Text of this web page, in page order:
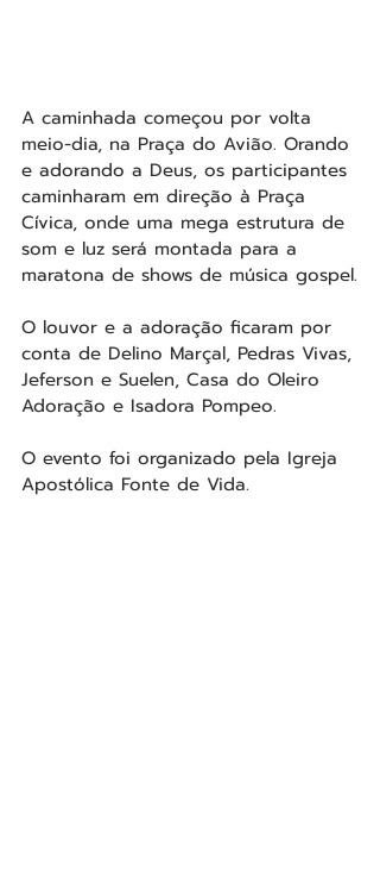
A caminhada começou por volta
meio-dia, na Praça do Avião. Orando
e adorando a Deus, os participantes
caminharam em direção à Praça
Cívica, onde uma mega estrutura de
som e luz será montada para a
maratona de shows de música gospel.
O louvor e a adoração ficaram por
conta de Delino Marçal, Pedras Vivas,
Jeferson e Suelen, Casa do Oleiro
Adoração e Isadora Pompeo.
O evento foi organizado pela Igreja
Apostólica Fonte de Vida.